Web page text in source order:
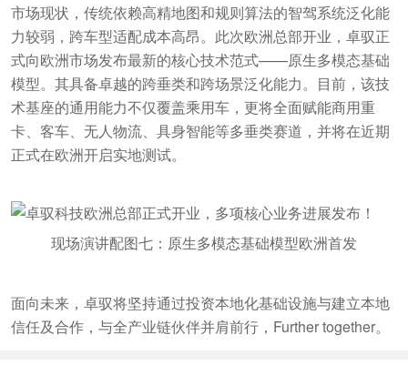
市场现状，传统依赖高精地图和规则算法的智驾系统泛化能
力较弱，跨车型适配成本高昂。此次欧洲总部开业，卓驭正
式向欧洲市场发布最新的核心技术范式——原生多模态基础
模型。其具备卓越的跨垂类和跨场景泛化能力。目前，该技
术基座的通用能力不仅覆盖乘用车，更将全面赋能商用重
卡、客车、无人物流、具身智能等多垂类赛道，并将在近期
正式在欧洲开启实地测试。
现场演讲配图七：原生多模态基础模型欧洲首发
面向未来，卓驭将坚持通过投资本地化基础设施与建立本地
信任及合作，与全产业链伙伴并肩前行，Further together。